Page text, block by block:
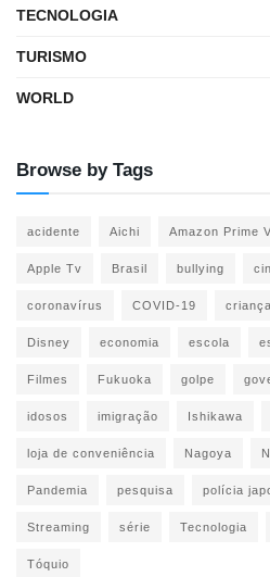
TECNOLOGIA
TURISMO
WORLD
Browse by Tags
acidente Aichi Amazon Prime
Apple Tv Brasil bullying
coronavírus COVID-19
Disney economia escola
Filmes Fukuoka golpe
idosos imigração Ishikawa
loja de conveniência Nagoya
Pandemia pesquisa polícia
Streaming série Tecnologia
Tóquio